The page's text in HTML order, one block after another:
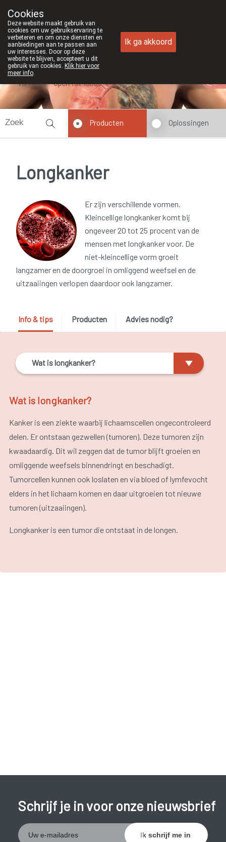
089/382429
Vandaag open tot 19u00
Producten Oplossingen
Longkanker
Er zijn verschillende vormen.
Kleincellige longkanker komt bij
ongeveer 20 tot 25 procent van de
mensen met longkanker voor. De
niet-kleincellige vorm groeit
langzamer en de doorgroei in omliggend weefsel en de
uitzaaiingen verlopen daardoor ook langzamer.
Info & tips Producten Advies nodig?
Wat is longkanker?
Wat is longkanker?
Kanker is een ziekte waarbij lichaamscellen ongecontroleerd
delen. Er ontstaan gezwellen (tumoren). Deze tumoren zijn
kwaadaardig. Dit wil zeggen dat de tumor blijft groeien en
omliggende weefsels binnendringt en beschadigt.
Tumorcellen kunnen ook loslaten en via bloed of lymfevocht
elders in het lichaam komen en daar uitgroeien tot nieuwe
tumoren (uitzaaiingen).
Longkanker is een tumor die ontstaat in de longen.
naar andere lymfeklieren (sleutelbeen, oksels, hals) en naar
Schrijf je in voor onze nieuwsbrief
Cookies
Deze website maakt gebruik van
cookies om uw gebruikservaring te
verbeteren en om onze diensten en
aanbiedingen aan te passen aan
uw interesses. Door op deze
website te blijven, accepteert u dit
gebruik van cookies. Klik hier voor
meer info.
Ik ga akkoord